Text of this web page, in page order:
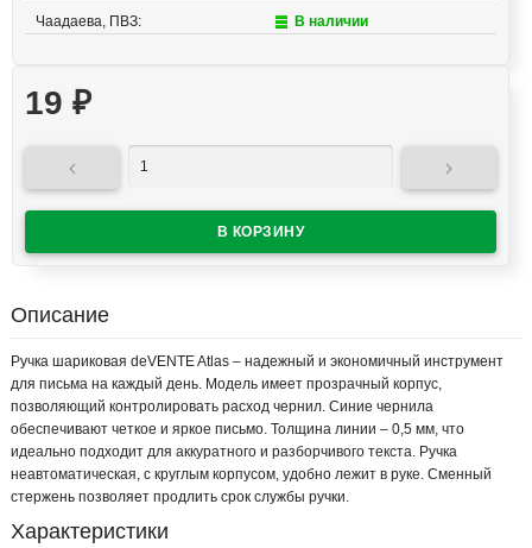
Чаадаева, ПВЗ: В наличии
19 ₽
 
Описание
Ручка шариковая deVENTE Atlas – надежный и экономичный инструмент
для письма на каждый день. Модель имеет прозрачный корпус,
позволяющий контролировать расход чернил. Синие чернила
обеспечивают четкое и яркое письмо. Толщина линии – 0,5 мм, что
идеально подходит для аккуратного и разборчивого текста. Ручка
неавтоматическая, с круглым корпусом, удобно лежит в руке. Сменный
стержень позволяет продлить срок службы ручки.
Характеристики